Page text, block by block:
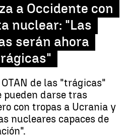
a Occidente con
nuclear: "Las
serán ahora
de las "trágicas"
pueden darse tras
con tropas a Ucrania y
nucleares capaces de